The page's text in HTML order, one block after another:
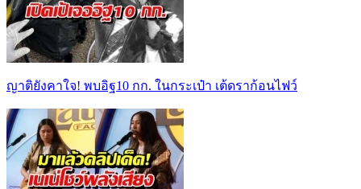
ญาติยังคาใจ! พบอิฐ10 กก. ในกระเป๋า เต้ดราก้อนไฟว์